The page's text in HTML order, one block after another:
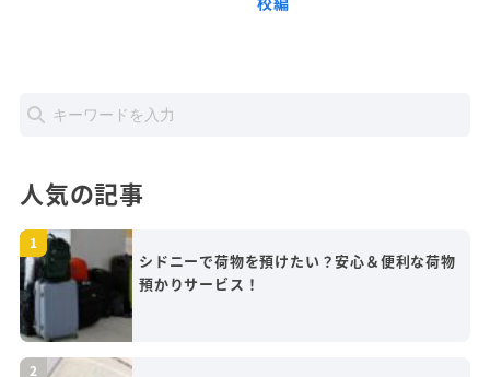
人気の記事
シドニーで荷物を預けたい？安心＆便利な荷物
預かりサービス！